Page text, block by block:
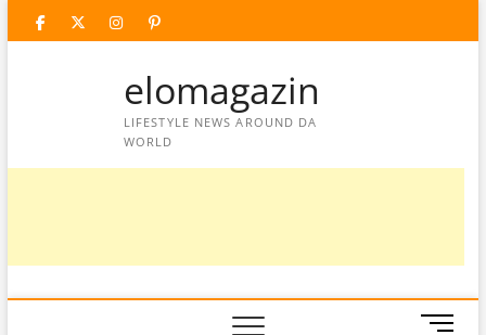
facebooktwitter
instagram
googleplus
pinterest
elomagazin
LIFESTYLE NEWS AROUND DA
WORLD
M